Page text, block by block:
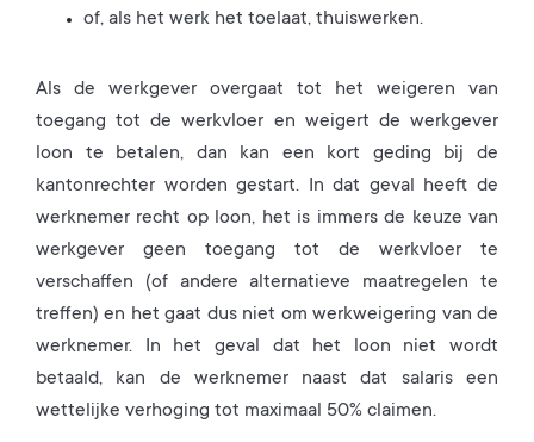
of, als het werk het toelaat, thuiswerken.
Als de werkgever overgaat tot het weigeren van
toegang tot de werkvloer en weigert de werkgever
loon te betalen, dan kan een kort geding bij de
kantonrechter worden gestart. In dat geval heeft de
werknemer recht op loon, het is immers de keuze van
werkgever geen toegang tot de werkvloer te
verschaffen (of andere alternatieve maatregelen te
treffen) en het gaat dus niet om werkweigering van de
werknemer. In het geval dat het loon niet wordt
betaald, kan de werknemer naast dat salaris een
wettelijke verhoging tot maximaal 50% claimen.